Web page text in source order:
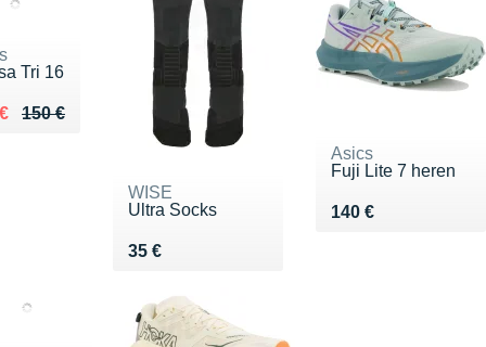
Tri 16
150 €
de 150 €
130 €
WISE
Ultra Socks
35 €
Vendu 35 €
Asics
Fuji Lite 7 heren
140 €
Vendu 140 €